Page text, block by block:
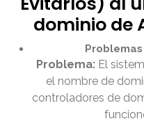
dominio de
Problema:El
el nombre de
controladores de